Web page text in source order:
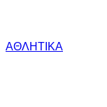
ΑΘΛΗΤΙΚΑ